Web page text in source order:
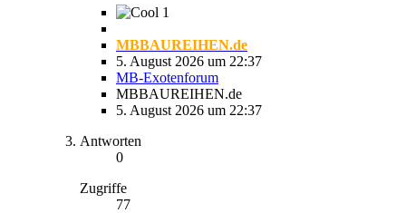
1
MBBAUREIHEN.de
5. August 2026 um 22:37
MB-Exotenforum
MBBAUREIHEN.de
5. August 2026 um 22:37
Antworten
0
Zugriffe
77